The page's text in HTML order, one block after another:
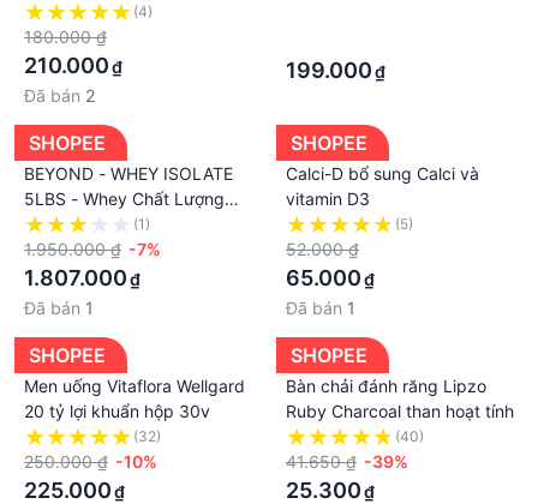
Veins Care Cream 75g
(4)
180.000 ₫
210.000₫
Đã bán 2
199.000₫
SHOPEE
BEYOND - WHEY ISOLATE
5LBS - Whey Chất Lượng
Cao Giúp Phục Hồi Và Phát
Triển Cơ Bắp
(1)
1.950.000 ₫ -7%
1.807.000₫
Đã bán 1
SHOPEE
Calci-D bổ sung Calci và
vitamin D3
(5)
52.000 ₫
65.000₫
Đã bán 1
SHOPEE
Men uống Vitaflora Wellgard
20 tỷ lợi khuẩn hộp 30v
(32)
250.000 ₫ -10%
225.000₫
SHOPEE
Bàn chải đánh răng Lipzo
Ruby Charcoal than hoạt tính
(40)
41.650 ₫ -39%
25.300₫